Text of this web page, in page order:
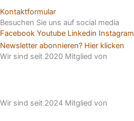
Kontaktformular
Besuchen Sie uns auf social media
Facebook Youtube Linkedin Instagram
Newsletter abonnieren? Hier klicken
Wir sind seit 2020 Mitglied von
Wir sind seit 2024 Mitglied von